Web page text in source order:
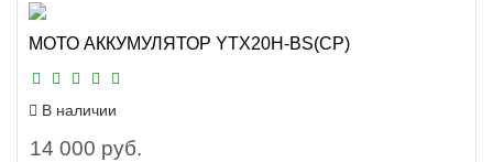
МОТО АККУМУЛЯТОР YTX20H-BS(CP)
В наличии
14 000 руб.